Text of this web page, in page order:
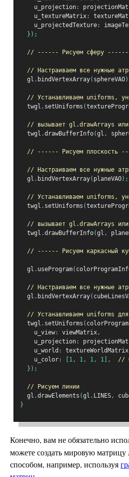
    u_projection
:
    u_textureMatrix
:
    u_projectedTexture
:
});
// ------ Рисуем сферу
// Настраиваем все нужные
  gl
. bindVertexArray( sphereVAO
// Устанавливаем uniforms,
  twgl
. setUniforms (
// вызывает gl.drawArrays
  twgl
.drawBufferInfo(gl ,
// ------ Рисуем плоскость
// Настраиваем все нужные
  gl
. bindVertexArray( planeVAO);
// Устанавливаем uniforms,
  twgl
. setUniforms (
// вызывает gl.drawArrays
  twgl
.drawBufferInfo(gl ,
// ------ Рисуем каркасный
  gl
. useProgram(
// Настраиваем все нужные
  gl
. bindVertexArray(
// Устанавливаем uniforms для
  twgl
. setUniforms (
    u_view
: viewMatrix,
    u_projection
:
    u_world
: textureWorldMatrix
    u_color
: 1, 1, 1, 1 ],
//
});
// Рисуем линии
  gl
.drawElements (gl . LINES,
}
Конечно, вам не обязательно
можете создать мировую
способом, например, используя